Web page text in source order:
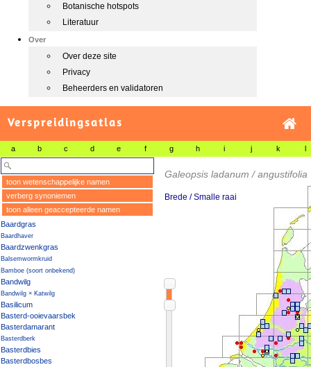
Botanische hotspots
Literatuur
Over
Over deze site
Privacy
Beheerders en validatoren
Verspreidingsatlas
a b c d e f g h i j k l
toon wetenschappelijke namen
verberg synoniemen
toon alleen geaccepteerde namen
Baardgras
Baardhaver
Baardzwenkgras
Balsemwormkruid
Bamboe (soort onbekend)
Bandwilg
Bandwilg × Katwilg
Basilicum
Basterd-ooievaarsbek
Basterdamarant
Basterdberk
Basterdbies
Basterdbosbes
Galeopsis ladanum / angustifolia
Brede / Smalle raai